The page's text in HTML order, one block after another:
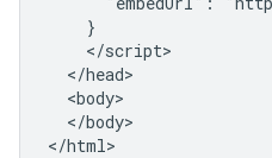
    }
    </script>
  </head>
  <body>
  </body>
</html>